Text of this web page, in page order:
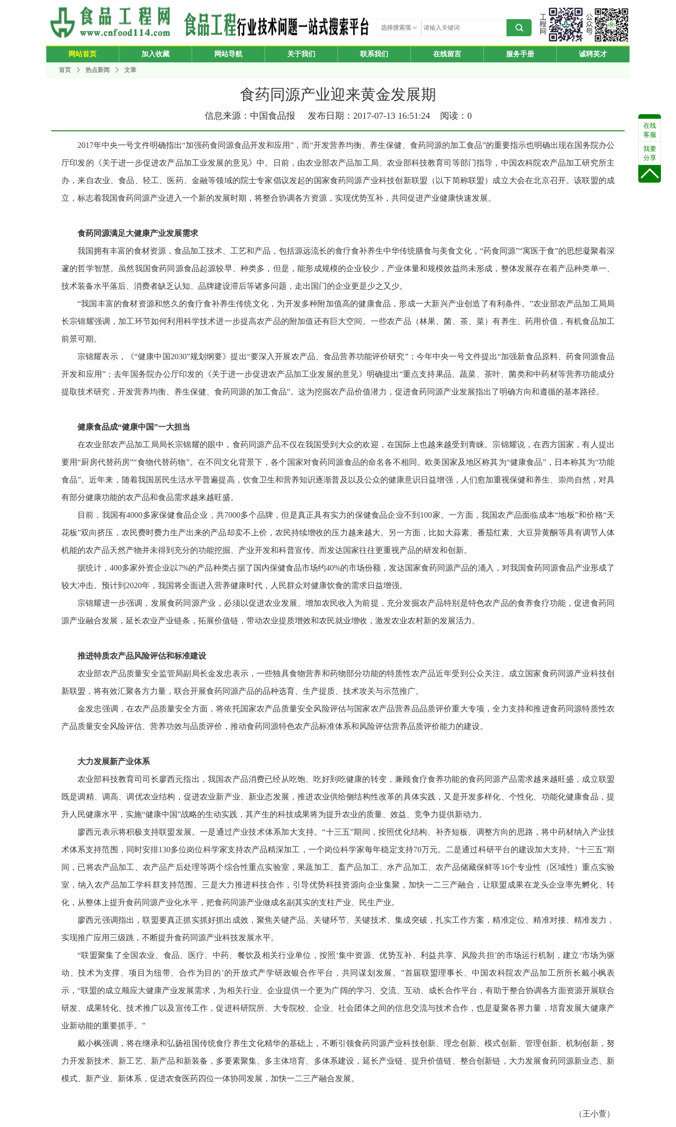
选择搜索项
网站首页 加入收藏 网站导航 关于我们 联系我们 在线留言 服务手册 诚聘英才
首页 热点新闻 文章
食药同源产业迎来黄金发展期
信息来源：中国食品报 发布日期：2017-07-13 16:51:24 阅读： 0
2017年中央一号文件明确指出“加强药食同源食品开发和应用”，而“开发营养均衡、养生保健、食药同源的加工食品”的重要指示也明确出现在国务院办公
厅印发的《关于进一步促进农产品加工业发展的意见》中。日前，由农业部农产品加工局、农业部科技教育司等部门指导，中国农科院农产品加工研究所主
办，来自农业、食品、轻工、医药、金融等领域的院士专家倡议发起的国家食药同源产业科技创新联盟（以下简称联盟）成立大会在北京召开。该联盟的成
立，标志着我国食药同源产业进入一个新的发展时期，将整合协调各方资源，实现优势互补，共同促进产业健康快速发展。
食药同源满足大健康产业发展需求
我国拥有丰富的食材资源，食品加工技术、工艺和产品，包括源远流长的食疗食补养生中华传统膳食与美食文化，“药食同源”“寓医于食”的思想凝聚着深
邃的哲学智慧。虽然我国食药同源食品起源较早、种类多，但是，能形成规模的企业较少，产业体量和规模效益尚未形成，整体发展存在着产品种类单一、
技术装备水平落后、消费者缺乏认知、品牌建设滞后等诸多问题，走出国门的企业更是少之又少。
“我国丰富的食材资源和悠久的食疗食补养生传统文化，为开发多种附加值高的健康食品，形成一大新兴产业创造了有利条件。”农业部农产品加工局局
长宗锦耀强调，加工环节如何利用科学技术进一步提高农产品的附加值还有巨大空间。一些农产品（林果、菌、茶、菜）有养生、药用价值，有机食品加工
前景可期。
宗锦耀表示，《“健康中国2030”规划纲要》提出“要深入开展农产品、食品营养功能评价研究”；今年中央一号文件提出“加强新食品原料、药食同源食品
开发和应用”；去年国务院办公厅印发的《关于进一步促进农产品加工业发展的意见》明确提出“重点支持果品、蔬菜、茶叶、菌类和中药材等营养功能成分
提取技术研究，开发营养均衡、养生保健、食药同源的加工食品”。这为挖掘农产品价值潜力，促进食药同源产业发展指出了明确方向和遵循的基本路径。
健康食品成“健康中国”一大担当
在农业部农产品加工局局长宗锦耀的眼中，食药同源产品不仅在我国受到大众的欢迎，在国际上也越来越受到青睐。宗锦耀说，在西方国家，有人提出
要用“厨房代替药房”“食物代替药物”。在不同文化背景下，各个国家对食药同源食品的命名各不相同。欧美国家及地区称其为“健康食品”，日本称其为“功能
食品”。近年来，随着我国居民生活水平普遍提高，饮食卫生和营养知识逐渐普及以及公众的健康意识日益增强，人们愈加重视保健和养生、崇尚自然，对具
有部分健康功能的农产品和食品需求越来越旺盛。
目前，我国有4000多家保健食品企业，共7000多个品牌，但是真正具有实力的保健食品企业不到100家。一方面，我国农产品面临成本“地板”和价格“天
花板”双向挤压，农民费时费力生产出来的产品却卖不上价，农民持续增收的压力越来越大。另一方面，比如大蒜素、番茄红素、大豆异黄酮等具有调节人体
机能的农产品天然产物并未得到充分的功能挖掘、产业开发和科普宣传。而发达国家往往更重视产品的研发和创新。
据统计，400多家外资企业以7%的产品种类占据了国内保健食品市场约40%的市场份额，发达国家食药同源产品的涌入，对我国食药同源食品产业形成了
较大冲击。预计到2020年，我国将全面进入营养健康时代，人民群众对健康饮食的需求日益增强。
宗锦耀进一步强调，发展食药同源产业，必须以促进农业发展、增加农民收入为前提，充分发掘农产品特别是特色农产品的食养食疗功能，促进食药同
源产业融合发展，延长农业产业链条，拓展价值链，带动农业提质增效和农民就业增收，激发农业农村新的发展活力。
推进特质农产品风险评估和标准建设
农业部农产品质量安全监管局副局长金发忠表示，一些独具食物营养和药物部分功能的特质性农产品近年受到公众关注。成立国家食药同源产业科技创
新联盟，将有效汇聚各方力量，联合开展食药同源产品的品种选育、生产提质、技术攻关与示范推广。
金发忠强调，在农产品质量安全方面，将依托国家农产品质量安全风险评估与国家农产品营养品品质评价重大专项，全力支持和推进食药同源特质性农
产品质量安全风险评估、营养功效与品质评价，推动食药同源特色农产品标准体系和风险评估营养品质评价能力的建设。
大力发展新产业体系
农业部科技教育司司长廖西元指出，我国农产品消费已经从吃饱、吃好到吃健康的转变，兼顾食疗食养功能的食药同源产品需求越来越旺盛，成立联盟
既是调精、调高、调优农业结构，促进农业新产业、新业态发展，推进农业供给侧结构性改革的具体实践，又是开发多样化、个性化、功能化健康食品，提
升人民健康水平，实施“健康中国”战略的生动实践，其产生的科技成果将为提升农业的质量、效益、竞争力提供新动力。
廖西元表示将积极支持联盟发展。一是通过产业技术体系加大支持。“十三五”期间，按照优化结构、补齐短板、调整方向的思路，将中药材纳入产业技
术体系支持范围，同时安排130多位岗位科学家支持农产品精深加工，一个岗位科学家每年稳定支持70万元。二是通过科研平台的建设加大支持。“十三五”期
间，已将农产品加工、农产品产后处理等两个综合性重点实验室，果蔬加工、畜产品加工、水产品加工、农产品储藏保鲜等16个专业性（区域性）重点实验
室，纳入农产品加工学科群支持范围。三是大力推进科技合作，引导优势科技资源向企业集聚，加快一二三产融合，让联盟成果在龙头企业率先孵化、转
化，从整体上提升食药同源产业化水平，把食药同源产业做成名副其实的支柱产业、民生产业。
廖西元强调指出，联盟要真正抓实抓好抓出成效，聚焦关键产品、关键环节、关键技术、集成突破，扎实工作方案，精准定位、精准对接、精准发力，
实现推广应用三级跳，不断提升食药同源产业科技发展水平。
“联盟聚集了全国农业、食品、医疗、中药、餐饮及相关行业单位，按照‘集中资源、优势互补、利益共享、风险共担’的市场运行机制，建立‘市场为驱
动、技术为支撑、项目为纽带、合作为目的’的开放式产学研政银合作平台，共同谋划发展。”首届联盟理事长、中国农科院农产品加工所所长戴小枫表
示，“联盟的成立顺应大健康产业发展需求，为相关行业、企业提供一个更为广阔的学习、交流、互动、成长合作平台，有助于整合协调各方面资源开展联合
研发、成果转化、技术推广以及宣传工作，促进科研院所、大专院校、企业、社会团体之间的信息交流与技术合作，也是凝聚各界力量，培育发展大健康产
业新动能的重要抓手。”
戴小枫强调，将在继承和弘扬祖国传统食疗养生文化精华的基础上，不断引领食药同源产业科技创新、理念创新、模式创新、管理创新、机制创新，努
力开发新技术、新工艺、新产品和新装备，多要素聚集、多主体培育、多体系建设，延长产业链、提升价值链、整合创新链，大力发展食药同源新业态、新
模式、新产业、新体系，促进农食医药四位一体协同发展，加快一二三产融合发展。
（王小萱）
在线
客服
我要
分享